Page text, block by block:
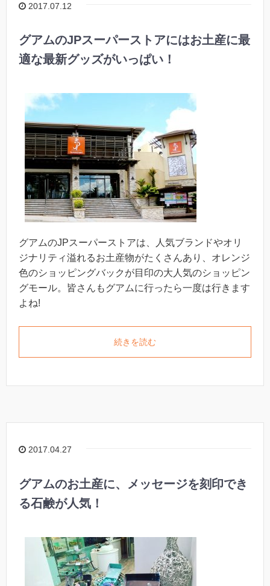
2017.07.12
グアムのJPスーパーストアにはお土産に最
適な最新グッズがいっぱい！
グアムのJPスーパーストアは、人気ブランドやオリ
ジナリティ溢れるお土産物がたくさんあり、オレンジ
色のショッピングバックが目印の大人気のショッピン
グモール。皆さんもグアムに行ったら一度は行きます
よね!
続きを読む
2017.04.27
グアムのお土産に、メッセージを刻印でき
る石鹸が人気！